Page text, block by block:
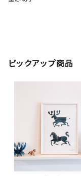
ピックアップ商品